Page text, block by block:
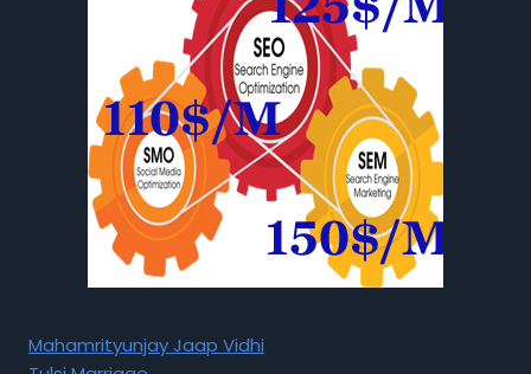
Mahamrityunjay Jaap Vidhi